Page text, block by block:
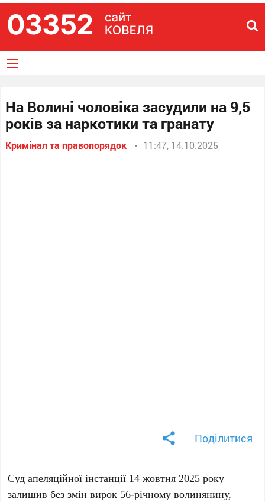
На Волині чоловіка засудили на 9,5
років за наркотики та гранату
Кримінал та правопорядок 11:47, 14.10.2025
Поділитися
Суд апеляційної інстанції 14 жовтня 2025 року
залишив без змін вирок 56-річному волинянину,